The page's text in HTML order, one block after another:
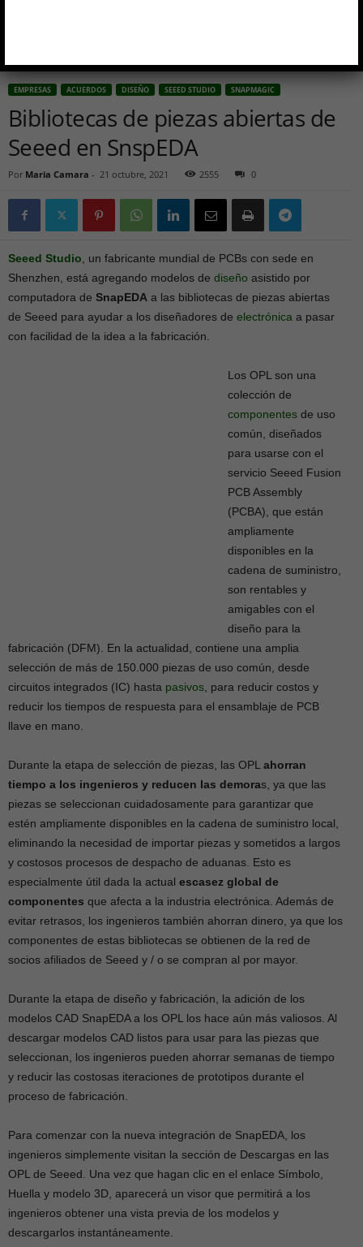
EMPRESAS ACUERDOS DISEÑO SEEED STUDIO SNAPMAGIC
Bibliotecas de piezas abiertas de
Seeed en SnspEDA
Por Maria Camara - 21 octubre, 2021 2555 0
Seeed Studio , un fabricante mundial de PCBs con sede en
Shenzhen, está agregando modelos de diseño asistido por
computadora de SnapEDA a las bibliotecas de piezas abiertas
de Seeed para ayudar a los diseñadores de electrónica a pasar
con facilidad de la idea a la fabricación.
Los OPL son una
colección de
componentes de uso
común, diseñados
para usarse con el
servicio Seeed Fusion
PCB Assembly
(PCBA), que están
ampliamente
disponibles en la
cadena de suministro,
son rentables y
amigables con el
diseño para la
fabricación (DFM). En la actualidad, contiene una amplia
selección de más de 150.000 piezas de uso común, desde
circuitos integrados (IC) hasta pasivos , para reducir costos y
reducir los tiempos de respuesta para el ensamblaje de PCB
llave en mano.
Durante la etapa de selección de piezas, las OPL ahorran
tiempo a los ingenieros y reducen las demoras, ya que las
piezas se seleccionan cuidadosamente para garantizar que
estén ampliamente disponibles en la cadena de suministro local,
eliminando la necesidad de importar piezas y sometidos a largos
y costosos procesos de despacho de aduanas. Esto es
especialmente útil dada la actual escasez global de
componentes que afecta a la industria electrónica. Además de
evitar retrasos, los ingenieros también ahorran dinero, ya que los
componentes de estas bibliotecas se obtienen de la red de
socios afiliados de Seeed y / o se compran al por mayor.
Durante la etapa de diseño y fabricación, la adición de los
modelos CAD SnapEDA a los OPL los hace aún más valiosos. Al
descargar modelos CAD listos para usar para las piezas que
seleccionan, los ingenieros pueden ahorrar semanas de tiempo
y reducir las costosas iteraciones de prototipos durante el
proceso de fabricación.
Para comenzar con la nueva integración de SnapEDA, los
ingenieros simplemente visitan la sección de Descargas en las
OPL de Seeed. Una vez que hagan clic en el enlace Símbolo,
Huella y modelo 3D, aparecerá un visor que permitirá a los
ingenieros obtener una vista previa de los modelos y
descargarlos instantáneamente.